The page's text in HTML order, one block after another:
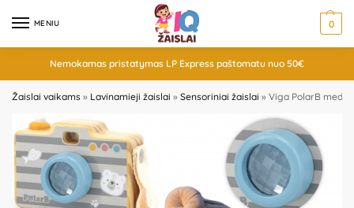
MENIU 0
Nemokamas pristatymas LP Express paštomatu nuo 50€
Žaislai vaikams » Lavinamieji žaislai » Sensoriniai žaislai » Viga PolarB